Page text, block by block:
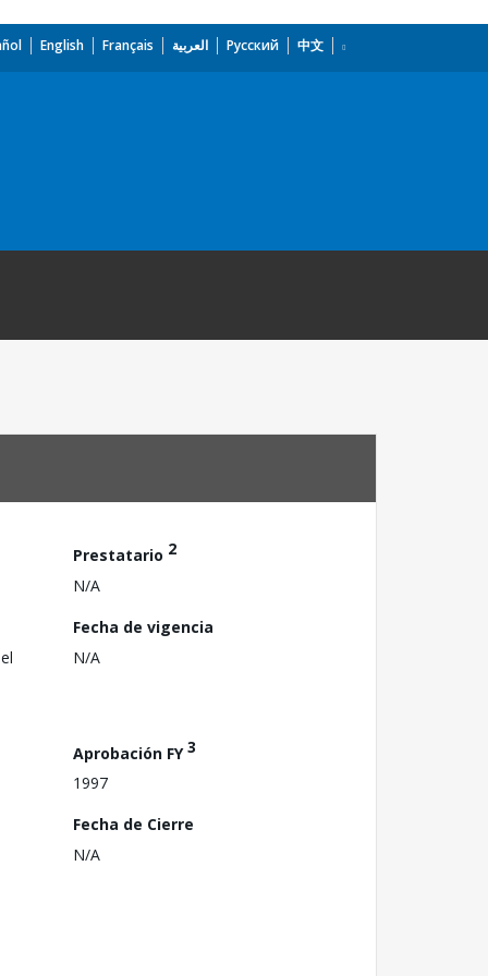
English Français العربية Русский 中文
Prestatario 2
N/A
Fecha de vigencia
N/A
Aprobación FY3
1997
Fecha de Cierre
N/A